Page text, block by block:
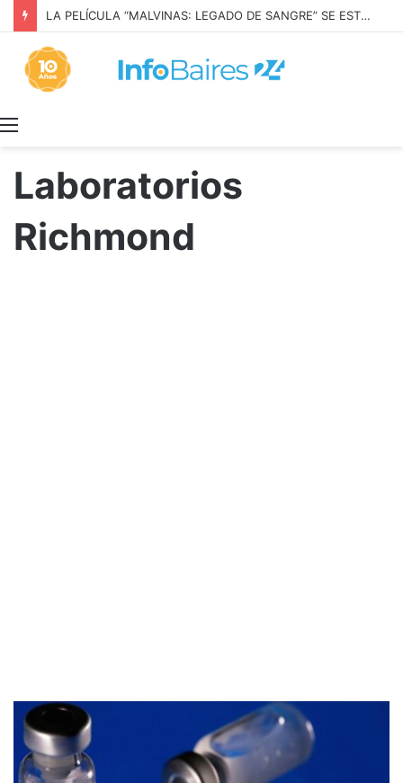
LA PELÍCULA “MALVINAS: LEGADO DE SANGRE” SE ESTRENARÁ EN PRIME VIDEO
Laboratorios
Richmond